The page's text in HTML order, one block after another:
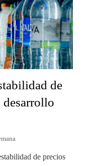
de
desarrollo
de precios